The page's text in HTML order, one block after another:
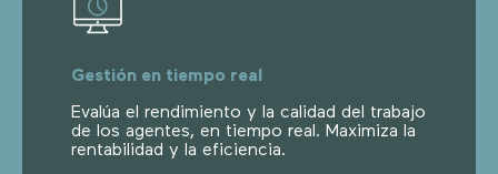
Gestión en tiempo real
Evalúa el rendimiento y la calidad del trabajo
de los agentes, en tiempo real. Maximiza la
rentabilidad y la eficiencia.